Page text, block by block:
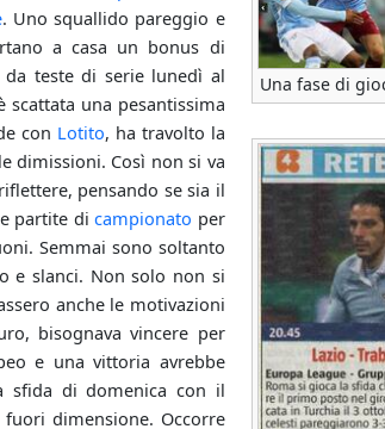
Una fase di
. Uno squallido pareggio e
a casa un bonus di
teste di serie lunedì al
una pesantissima
con Lotito, ha travolto la
dimissioni. Così non si va
pensando se sia il
partite dicampionato per
Semmai sono soltanto
e slanci. Non solo non si
anche le motivazioni
bisognava vincere per
e una vittoria avrebbe
sfida di domenica con il
dimensione. Occorre